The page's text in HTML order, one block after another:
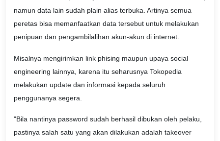
namun data lain sudah plain alias terbuka. Artinya semua
peretas bisa memanfaatkan data tersebut untuk melakukan
penipuan dan pengambilalihan akun-akun di internet.
Misalnya mengirimkan link phising maupun upaya social
engineering lainnya, karena itu seharusnya Tokopedia
melakukan update dan informasi kepada seluruh
penggunanya segera.
"Bila nantinya password sudah berhasil dibukan oleh pelaku,
pastinya salah satu yang akan dilakukan adalah takeover